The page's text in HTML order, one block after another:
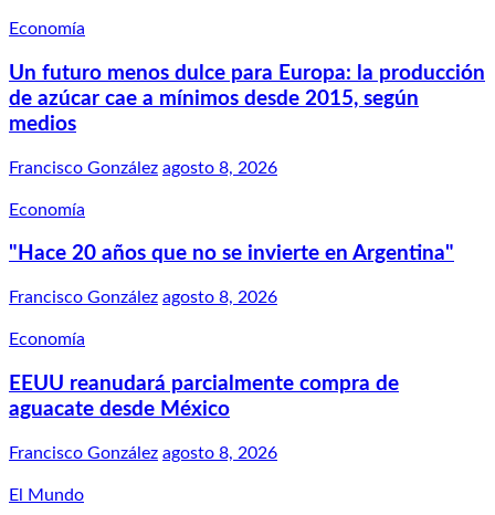
Economía
Un futuro menos dulce para Europa: la producción
de azúcar cae a mínimos desde 2015, según
medios
Francisco González agosto 8, 2026
Economía
"Hace 20 años que no se invierte en Argentina"
Francisco González agosto 8, 2026
Economía
EEUU reanudará parcialmente compra de
aguacate desde México
Francisco González agosto 8, 2026
El Mundo